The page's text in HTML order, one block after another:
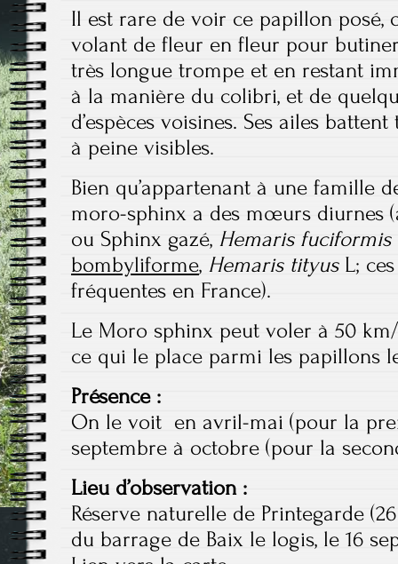
Il est rare de voir ce papillon posé,
volant de fleur en fleur pour
très longue trompe et en restant
à la manière du colibri, et de
d’espèces voisines. Ses ailes
à peine visibles.
Bien qu’appartenant à une famille
moro-sphinx a des mœurs diurnes
ou Sphinx gazé, Hemaris fuciformis
bombyliforme, Hemaris tityusL; ces
fréquentes en France).
Le Moro sphinx peut voler à 50
ce qui le place parmi les papillons
Présence :
On le voit en avril-mai (pour la
septembre à octobre (pour la
Lieu d’observation :
Réserve naturelle de Printegarde
du barrage de Baix le logis, le 16